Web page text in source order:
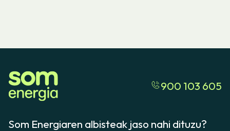
900 103 605
Som Energiaren albisteak jaso nahi dituzu?